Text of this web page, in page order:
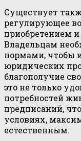
Существует
регулирующее
приобретением
Владельцам
нормами, чтобы
юридических
благополучие
это не только
потребностей
предписаний,
условиях,
естественным.